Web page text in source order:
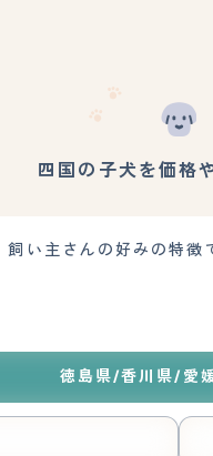
四国の子犬を価格
い主さんの好みの特
徳島県/香川県/愛